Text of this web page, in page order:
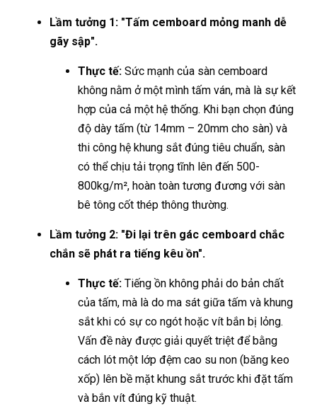
Lầm tưởng 1: "Tấm cemboard mỏng manh dễ
gãy sập".
Thực tế: Sức mạnh của sàn cemboard
không nằm ở một mình tấm ván, mà là sự kết
hợp của cả một hệ thống. Khi bạn chọn đúng
độ dày tấm (từ 14mm – 20mm cho sàn) và
thi công hệ khung sắt đúng tiêu chuẩn, sàn
có thể chịu tải trọng tĩnh lên đến 500-
800kg/m², hoàn toàn tương đương với sàn
bê tông cốt thép thông thường.
Lầm tưởng 2: "Đi lại trên gác cemboard chắc
chắn sẽ phát ra tiếng kêu ồn".
Thực tế: Tiếng ồn không phải do bản chất
của tấm, mà là do ma sát giữa tấm và khung
sắt khi có sự co ngót hoặc vít bắn bị lỏng.
Vấn đề này được giải quyết triệt để bằng
cách lót một lớp đệm cao su non (băng keo
xốp) lên bề mặt khung sắt trước khi đặt tấm
và bắn vít đúng kỹ thuật.